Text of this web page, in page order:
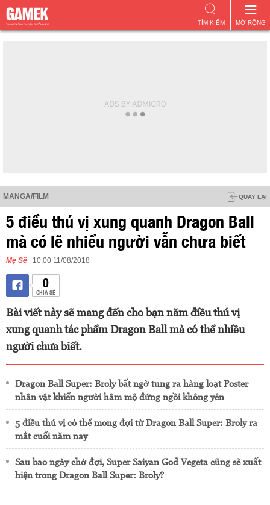
MỞ RỘNG
TÌM KIẾM
MANGA/FILM QUAY LẠI
5 điều thú vị xung quanh Dragon Ball
mà có lẽ nhiều người vẫn chưa biết
Mẹ Sề | 10:00 11/08/2018
0
CHIA SẺ
Bài viết này sẽ mang đến cho bạn năm điều thú vị
xung quanh tác phẩm Dragon Ball mà có thể nhiều
người chưa biết.
Dragon Ball Super: Broly bất ngờ tung ra hàng loạt Poster
nhân vật khiến người hâm mộ đứng ngồi không yên
5 điều thú vị có thể mong đợi từ Dragon Ball Super: Broly ra
mắt cuối năm nay
Sau bao ngày chờ đợi, Super Saiyan God Vegeta cũng sẽ xuất
hiện trong Dragon Ball Super: Broly?